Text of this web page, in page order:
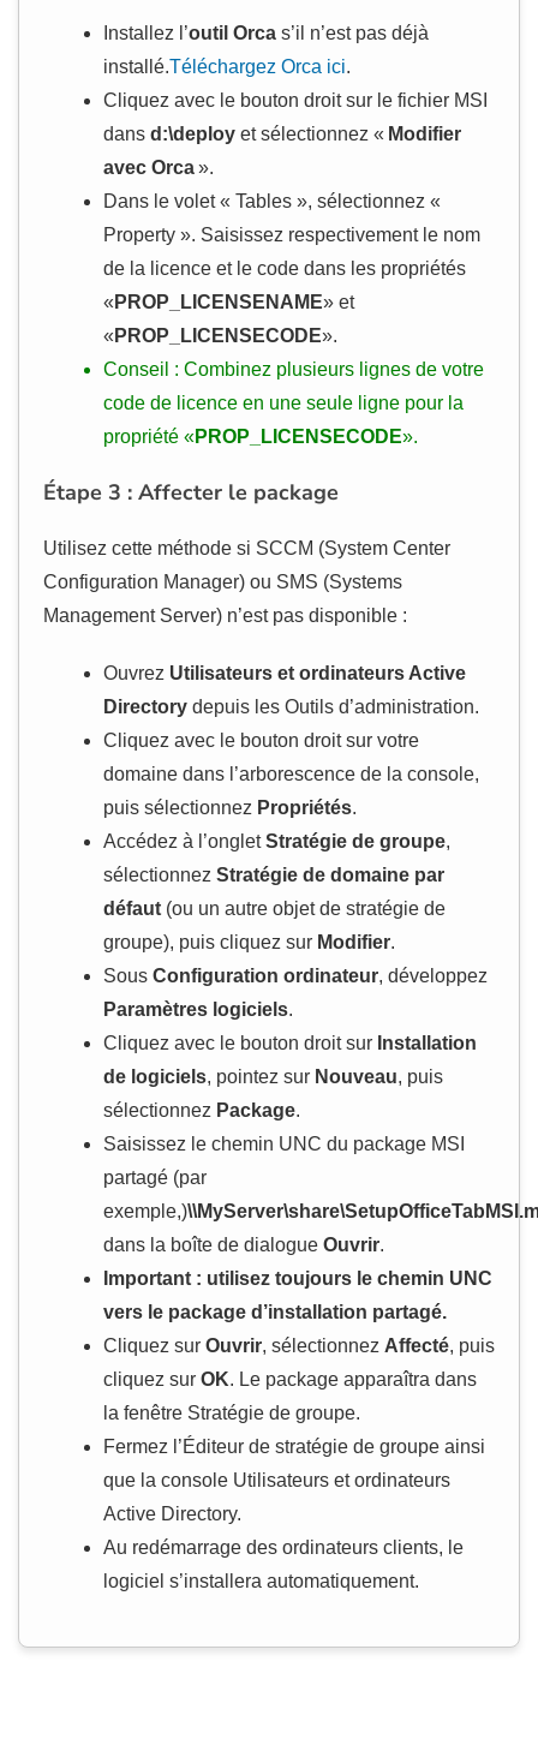
Installez l’outil Orca s’il n’est pas déjà
installé.Téléchargez Orca ici.
Cliquez avec le bouton droit sur le fichier MSI
dans d:\deploy et sélectionnez « Modifier
avec Orca».
Dans le volet « Tables », sélectionnez «
Property ». Saisissez respectivement le nom
de la licence et le code dans les propriétés
« PROP_LICENSENAME» et
« PROP_LICENSECODE».
Conseil : Combinez plusieurs lignes de votre
code de licence en une seule ligne pour la
propriété «PROP_LICENSECODE».
Étape 3 : Affecter le package
Utilisez cette méthode si SCCM (System Center
Configuration Manager) ou SMS (Systems
Management Server) n’est pas disponible :
Ouvrez Utilisateurs et ordinateurs Active
Directory depuis les Outils d’administration.
Cliquez avec le bouton droit sur votre
domaine dans l’arborescence de la console,
puis sélectionnez Propriétés.
Accédez à l’ongletStratégie de groupe,
sélectionnez Stratégie de domaine par
défaut (ou un autre objet de stratégie de
groupe), puis cliquez sur Modifier.
Sous Configuration ordinateur, développez
Paramètres logiciels.
Cliquez avec le bouton droit sur Installation
de logiciels, pointez sur Nouveau, puis
sélectionnez Package.
Saisissez le chemin UNC du package MSI
partagé (par
exemple,)
dans la boîte de dialogue Ouvrir.
Important : utilisez toujours le chemin UNC
vers le package d’installation partagé.
Cliquez sur Ouvrir, sélectionnez Affecté, puis
cliquez sur OK. Le package apparaîtra dans
la fenêtre Stratégie de groupe.
Fermez l’Éditeur de stratégie de groupe ainsi
que la console Utilisateurs et ordinateurs
Active Directory.
Au redémarrage des ordinateurs clients, le
logiciel s’installera automatiquement.